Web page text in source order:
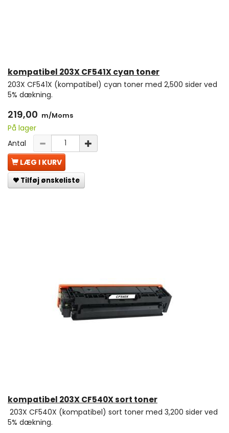
kompatibel 203X CF541X cyan toner
203X CF541X (kompatibel) cyan toner med 2,500 sider ved
5% dækning.
219,00 m/Moms
På lager
Antal
LÆG I KURV
Tilføj ønskeliste
kompatibel 203X CF540X sort toner
203X CF540X (kompatibel) sort toner med 3,200 sider ved
5% dækning.